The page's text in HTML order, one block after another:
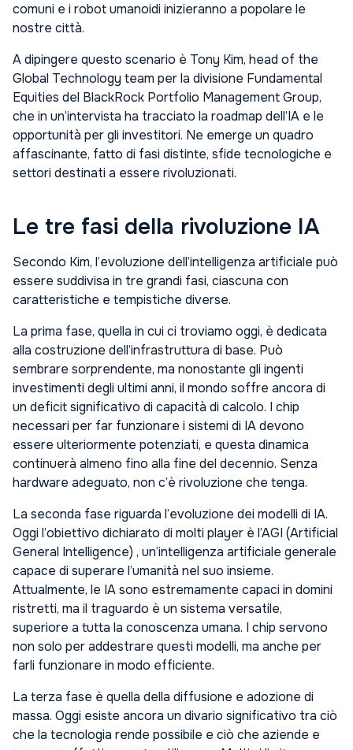
comuni e i robot umanoidi inizieranno a popolare le
nostre città.
A dipingere questo scenario è Tony Kim, head of the
Global Technology team per la divisione Fundamental
Equities del BlackRock Portfolio Management Group,
che in un’intervista ha tracciato la roadmap dell’IA e le
opportunità per gli investitori. Ne emerge un quadro
affascinante, fatto di fasi distinte, sfide tecnologiche e
settori destinati a essere rivoluzionati.
Le tre fasi della rivoluzione IA
Secondo Kim, l’evoluzione dell’intelligenza artificiale può
essere suddivisa in tre grandi fasi, ciascuna con
caratteristiche e tempistiche diverse.
La prima fase, quella in cui ci troviamo oggi, è dedicata
alla costruzione dell’infrastruttura di base. Può
sembrare sorprendente, ma nonostante gli ingenti
investimenti degli ultimi anni, il mondo soffre ancora di
un deficit significativo di capacità di calcolo. I chip
necessari per far funzionare i sistemi di IA devono
essere ulteriormente potenziati, e questa dinamica
continuerà almeno fino alla fine del decennio. Senza
hardware adeguato, non c’è rivoluzione che tenga.
La seconda fase riguarda l’evoluzione dei modelli di IA.
Oggi l’obiettivo dichiarato di molti player è l’AGI (Artificial
General Intelligence) , un’intelligenza artificiale generale
capace di superare l’umanità nel suo insieme.
Attualmente, le IA sono estremamente capaci in domini
ristretti, ma il traguardo è un sistema versatile,
superiore a tutta la conoscenza umana. I chip servono
non solo per addestrare questi modelli, ma anche per
farli funzionare in modo efficiente.
La terza fase è quella della diffusione e adozione di
massa. Oggi esiste ancora un divario significativo tra ciò
che la tecnologia rende possibile e ciò che aziende e